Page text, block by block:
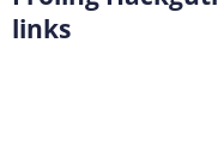
links